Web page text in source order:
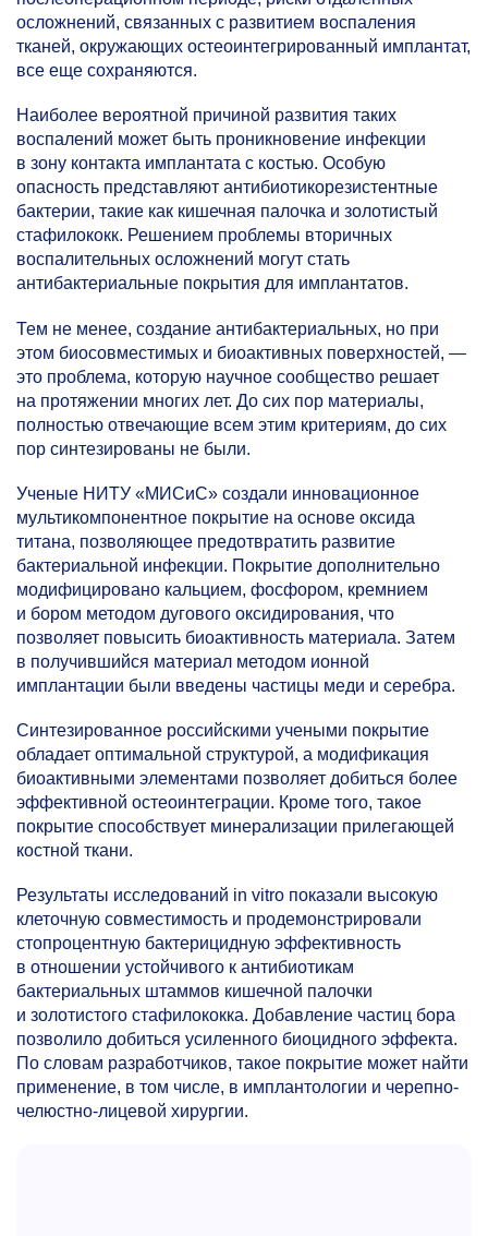
осложнений, связанных с развитием воспаления
тканей, окружающих остеоинтегрированный имплантат,
все еще сохраняются.
Наиболее вероятной причиной развития таких
воспалений может быть проникновение инфекции
в зону контакта имплантата с костью. Особую
опасность представляют антибиотикорезистентные
бактерии, такие как кишечная палочка и золотистый
стафилококк. Решением проблемы вторичных
воспалительных осложнений могут стать
антибактериальные покрытия для имплантатов.
Тем не менее, создание антибактериальных, но при
этом биосовместимых и биоактивных поверхностей, —
это проблема, которую научное сообщество решает
на протяжении многих лет. До сих пор материалы,
полностью отвечающие всем этим критериям, до сих
пор синтезированы не были.
Ученые НИТУ «МИСиС» создали инновационное
мультикомпонентное покрытие на основе оксида
титана, позволяющее предотвратить развитие
бактериальной инфекции. Покрытие дополнительно
модифицировано кальцием, фосфором, кремнием
и бором методом дугового оксидирования, что
позволяет повысить биоактивность материала. Затем
в получившийся материал методом ионной
имплантации были введены частицы меди и серебра.
Синтезированное российскими учеными покрытие
обладает оптимальной структурой, а модификация
биоактивными элементами позволяет добиться более
эффективной остеоинтеграции. Кроме того, такое
покрытие способствует минерализации прилегающей
костной ткани.
Результаты исследований in vitro показали высокую
клеточную совместимость и продемонстрировали
стопроцентную бактерицидную эффективность
в отношении устойчивого к антибиотикам
бактериальных штаммов кишечной палочки
и золотистого стафилококка. Добавление частиц бора
позволило добиться усиленного биоцидного эффекта.
По словам разработчиков, такое покрытие может найти
применение, в том числе, в имплантологии и черепно-
челюстно-лицевой хирургии.